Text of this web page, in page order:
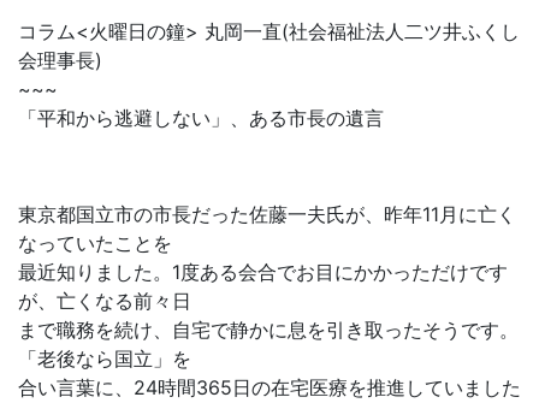
コラム<火曜日の鐘> 丸岡一直(社会福祉法人二ツ井ふくし
会理事長)
~~~
「平和から逃避しない」、ある市長の遺言
東京都国立市の市長だった佐藤一夫氏が、昨年11月に亡く
なっていたことを
最近知りました。1度ある会合でお目にかかっただけです
が、亡くなる前々日
まで職務を続け、自宅で静かに息を引き取ったそうです。
「老後なら国立」を
合い言葉に、24時間365日の在宅医療を推進していました